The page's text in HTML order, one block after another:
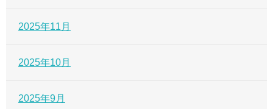
2025年11月
2025年10月
2025年9月